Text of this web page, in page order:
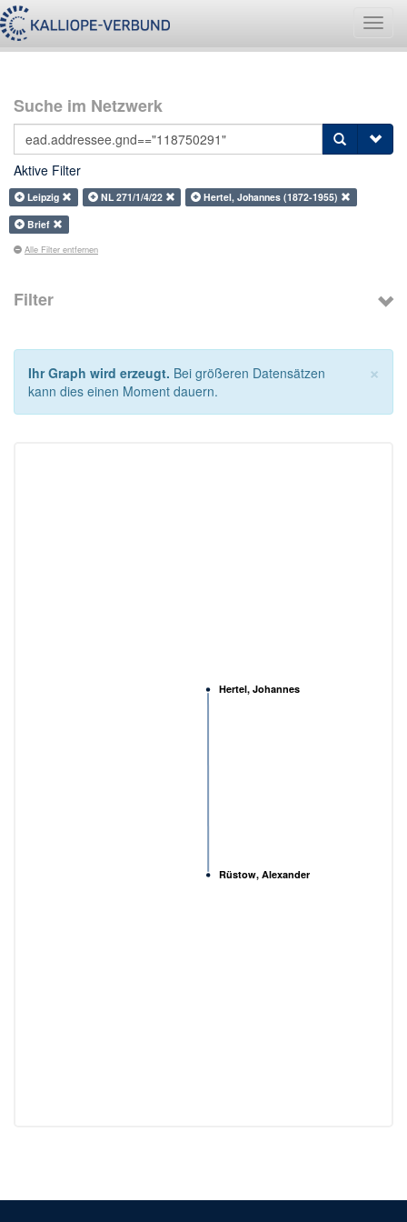
Suche im Netzwerk
Aktive Filter
Leipzig NL 271/1/4/22
Hertel, Johannes (1872-1955)
Brief
Alle Filter entfernen
Filter
×
Ihr Graph wird erzeugt. Bei größeren Datensätzen
kann dies einen Moment dauern.
Hertel, Johannes
Rüstow, Alexander